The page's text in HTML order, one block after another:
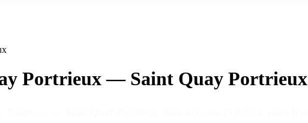
Portrieux — Saint Quay Portrieux